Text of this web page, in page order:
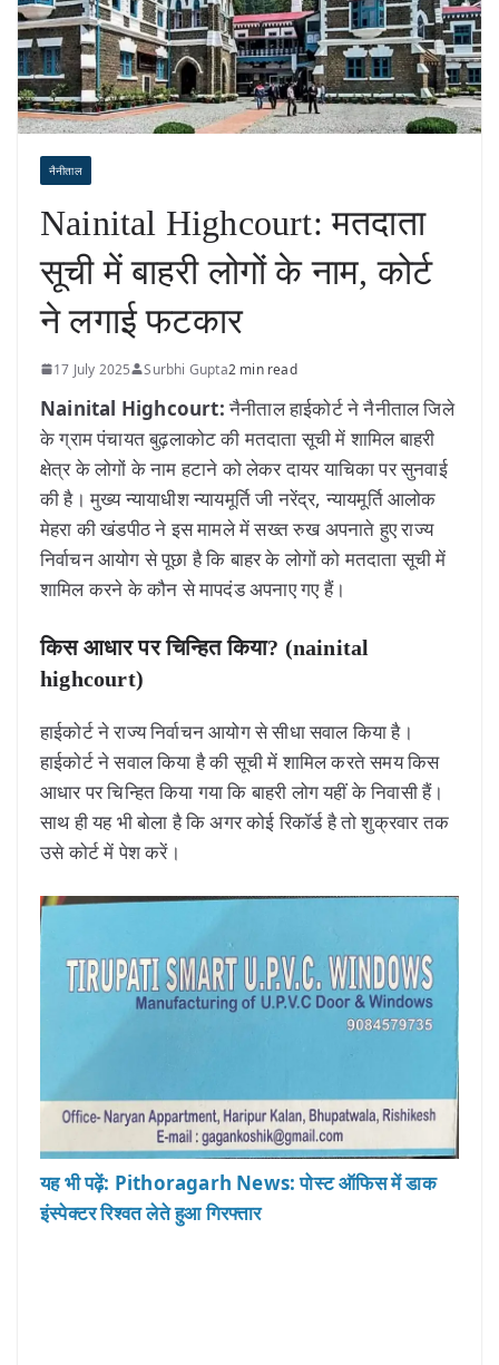
नैनीताल
Nainital Highcourt: मतदाता
सूची में बाहरी लोगों के नाम, कोर्ट
ने लगाई फटकार
17 July 2025 Surbhi Gupta2 min read
Nainital Highcourt:नैनीताल हाईकोर्ट ने नैनीताल जिले
के ग्राम पंचायत बुढ़लाकोट की मतदाता सूची में शामिल बाहरी
क्षेत्र के लोगों के नाम हटाने को लेकर दायर याचिका पर सुनवाई
की है। मुख्य न्यायाधीश न्यायमूर्ति जी नरेंद्र, न्यायमूर्ति आलोक
मेहरा की खंडपीठ ने इस मामले में सख्त रुख अपनाते हुए राज्य
निर्वाचन आयोग से पूछा है कि बाहर के लोगों को मतदाता सूची में
शामिल करने के कौन से मापदंड अपनाए गए हैं।
किस आधार पर चिन्हित किया? (nainital
highcourt)
हाईकोर्ट ने राज्य निर्वाचन आयोग से सीधा सवाल किया है।
हाईकोर्ट ने सवाल किया है की सूची में शामिल करते समय किस
आधार पर चिन्हित किया गया कि बाहरी लोग यहीं के निवासी हैं।
साथ ही यह भी बोला है कि अगर कोई रिकॉर्ड है तो शुक्रवार तक
उसे कोर्ट में पेश करें।
यह भी पढ़ें: Pithoragarh News: पोस्ट ऑफिस में डाक
इंस्पेक्टर रिश्वत लेते हुआ गिरफ्तार